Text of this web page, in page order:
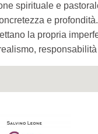
spirituale e
e
la propria